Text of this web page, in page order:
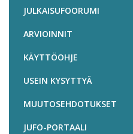
JULKAISUFOORUMI
ARVIOINNIT
KÄYTTÖOHJE
USEIN KYSYTTYÄ
MUUTOSEHDOTUKSET
JUFO-PORTAALI